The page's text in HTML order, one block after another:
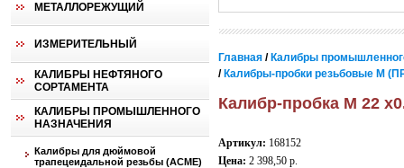
МЕТАЛЛОРЕЖУЩИЙ
ИЗМЕРИТЕЛЬНЫЙ
КАЛИБРЫ НЕФТЯНОГО
СОРТАМЕНТА
КАЛИБРЫ ПРОМЫШЛЕННОГО
НАЗНАЧЕНИЯ
Калибры для дюймовой
трапецеидальной резьбы (АСМЕ)
Главная / Калибры
/ Калибры-пробки резьбовые М
Калибр-пробка М 22
Артикул: 168152
Цена: 2 398,50 р.